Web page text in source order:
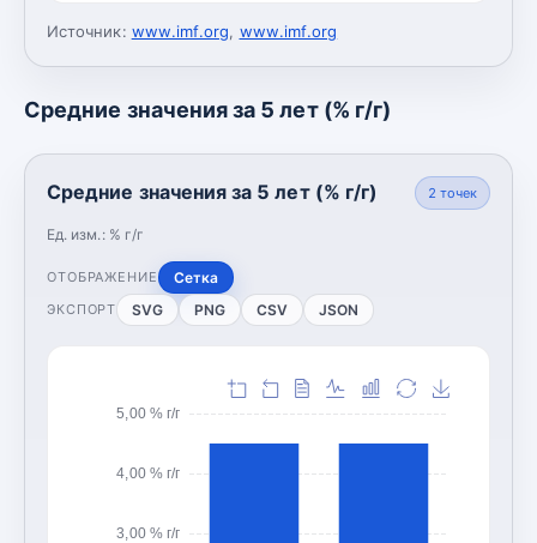
Источник: www.imf.org, www.imf.org
Средние значения за 5 лет (% г/г)
Средние значения за 5 лет (% г/г)
Ед. изм.: % г/г
2 точек
ОТОБРАЖЕНИЕ Сетка
ЭКСПОРТ SVG PNG CSV JSON
3,00 % г/г
4,00 % г/г
5,00 % г/г